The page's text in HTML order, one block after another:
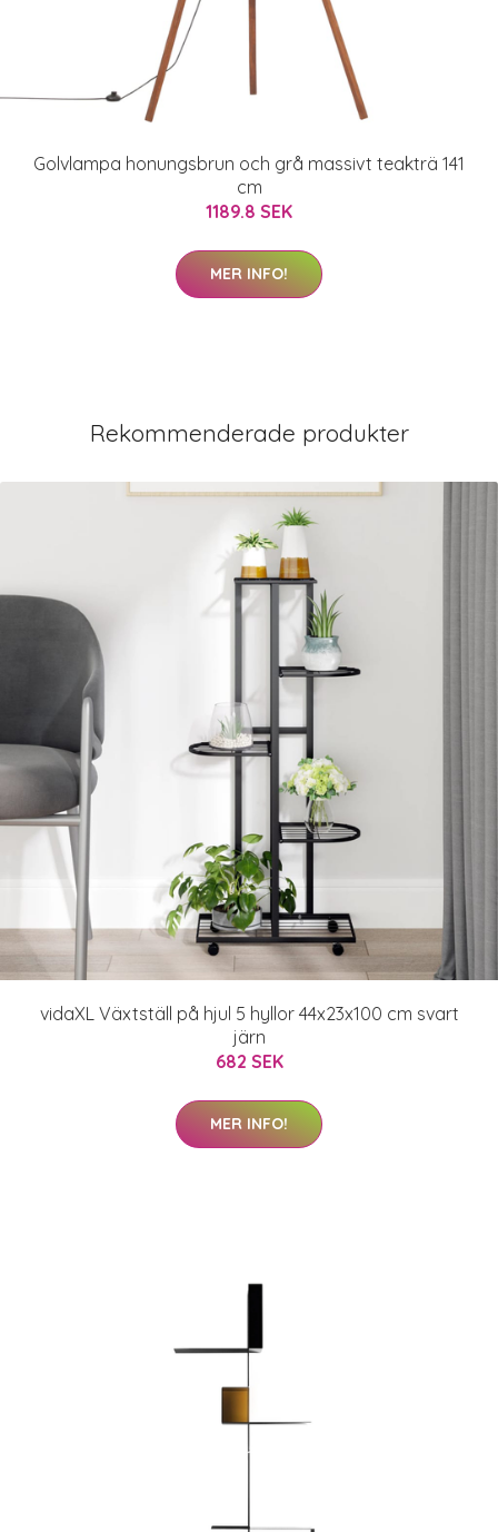
Golvlampa honungsbrun och grå massivt teakträ 141
cm
1189.8 SEK
MER INFO!
Rekommenderade produkter
vidaXL Växtställ på hjul 5 hyllor 44x23x100 cm svart
järn
682 SEK
MER INFO!